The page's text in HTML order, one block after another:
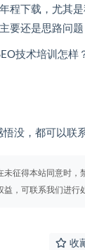
下载，
要还是思路问题
技术培训怎样
可以联系我们叙说
征得本站同意时，
，可联系我们进行
收